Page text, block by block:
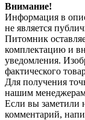
Внимание!
Информация в
не является
Питомник
комплектацию и
уведомления.
фактического
Для получения
нашим
Если вы заметили
комментарий,